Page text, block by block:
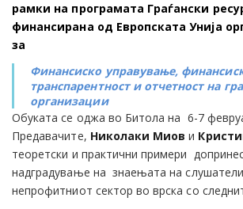
рамки на програмата Граѓански
финансирана од Европската Унија
за
Финансиско управување,
транспарентност и отчетност на
организации
Обуката се оджа во Битола на 6-7
Предавачите, Николаки Миов и
теоретски и практични примери
надградување на знаењата на
непрофитниот сектор во врска со